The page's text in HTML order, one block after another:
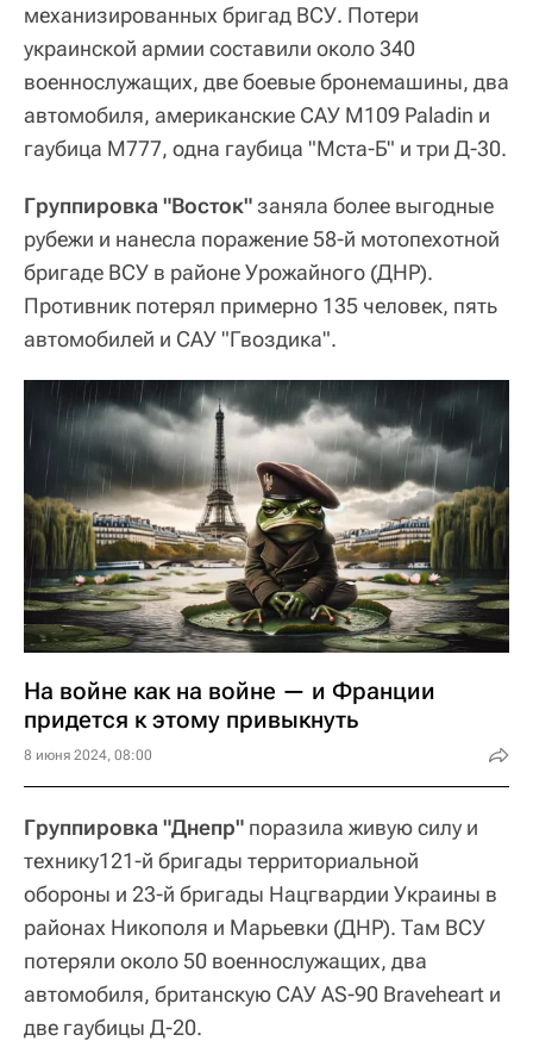
механизированных бригад ВСУ. Потери
украинской армии составили около 340
военнослужащих, две боевые бронемашины, два
автомобиля, американские САУ М109 Paladin и
гаубица М777, одна гаубица "Мста-Б" и три Д-30.
Группировка "Восток"заняла более выгодные
рубежи и нанесла поражение 58-й мотопехотной
бригаде ВСУ в районе Урожайного (ДНР).
Противник потерял примерно 135 человек, пять
автомобилей и САУ "Гвоздика".
На войне как на войне — и Франции
придется к этому привыкнуть
8 июня 2024, 08:00
Группировка "Днепр" поразила живую силу и
технику121-й бригады территориальной
обороны и 23-й бригады Нацгвардии Украины в
районах Никополя и Марьевки (ДНР). Там ВСУ
потеряли около 50 военнослужащих, два
автомобиля, британскую САУ AS-90 Braveheart и
две гаубицы Д-20.